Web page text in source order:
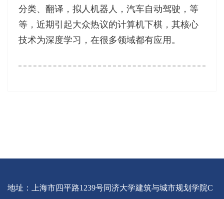
分类、翻译，拟人机器人，汽车自动驾驶，等
等，近期引起大众热议的计算机下棋，其核心
技术为深度学习，在很多领域都有应用。
地址：上海市四平路1239号同济大学建筑与城市规划学院C